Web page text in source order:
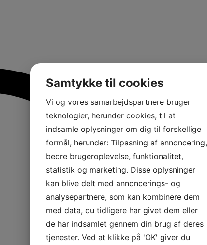
Samtykke til cookies
Vi og vores samarbejdspartnere bruger
teknologier, herunder cookies, til at
indsamle oplysninger om dig til forskellige
formål, herunder: Tilpasning af annoncering,
bedre brugeroplevelse, funktionalitet,
statistik og marketing. Disse oplysninger
kan blive delt med annoncerings- og
analysepartnere, som kan kombinere dem
med data, du tidligere har givet dem eller
de har indsamlet gennem din brug af deres
tjenester. Ved at klikke på 'OK' giver du